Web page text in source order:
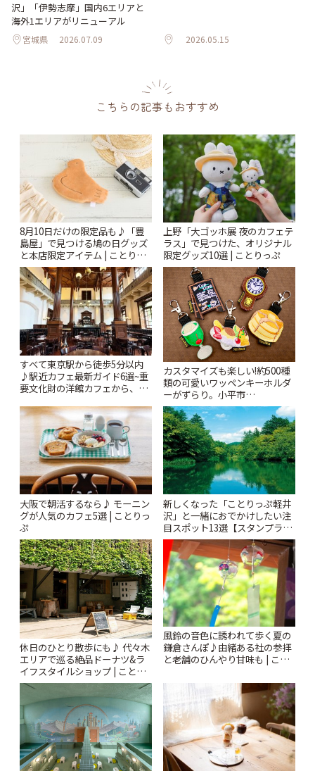
沢」「伊勢志摩」国内6エリアと
海外1エリアがリニューアル
宮城県 2026.07.09 2026.05.15
こちらの記事もおすすめ
8月10日だけの限定品も♪「豊
島屋」で見つける鳩の日グッズ
と本店限定アイテム | ことりっ
ぷ
上野「大ゴッホ展 夜のカフェテ
ラス」で見つけた、オリジナル
限定グッズ10選 | ことりっぷ
すべて東京駅から徒歩5分以内
♪駅近カフェ最新ガイド6選~重
要文化財の洋館カフェから、改
りっぷ
カスタマイズも楽しい!約500種
類の可愛いワッペンキーホルダ
ーがずらり。小平市
「Kimamaya T&K」 | ことりっ
ぷ
大阪で朝活するなら♪ モーニン
グが人気のカフェ5選 | ことりっ
ぷ
新しくなった「ことりっぷ軽井
沢」と一緒におでかけしたい注
目スポット13選【スタンプラリ
ー開催中】 | ことりっぷ
休日のひとり散歩にも♪ 代々木
エリアで巡る絶品ドーナツ&ラ
イフスタイルショップ | ことり
っぷ
風鈴の音色に誘われて歩く夏の
鎌倉さんぽ♪由緒ある社の参拝
と老舗のひんやり甘味も | こと